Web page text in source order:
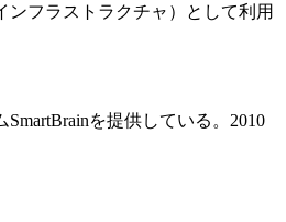
フラストラクチャ）として利用
を提供している。2010